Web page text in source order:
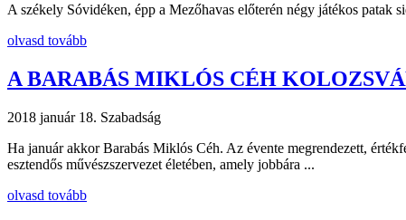
A székely Sóvidéken, épp a Mezőhavas előterén négy játékos
olvasd tovább
A BARABÁS MIKLÓS CÉH
2018 január 18. Szabadság
Ha január akkor Barabás Miklós Céh. Az évente megrendezett,
esztendős művészszervezet életében, amely jobbára ...
olvasd tovább